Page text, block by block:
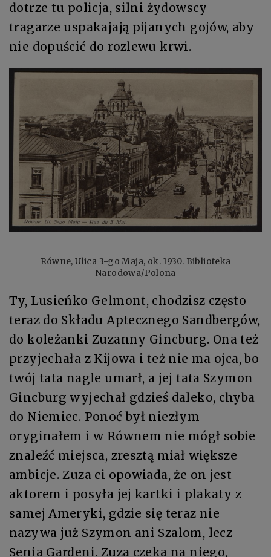
dotrze tu policja, silni żydowscy
tragarze uspakajają pijanych gojów, aby
nie dopuścić do rozlewu krwi.
Równe, Ulica 3-go Maja, ok. 1930. Biblioteka
Narodowa/Polona
Ty, Lusieńko Gelmont, chodzisz często
teraz do Składu Aptecznego Sandbergów,
do koleżanki Zuzanny Gincburg. Ona też
przyjechała z Kijowa i też nie ma ojca, bo
twój tata nagle umarł, a jej tata Szymon
Gincburg wyjechał gdzieś daleko, chyba
do Niemiec. Ponoć był niezłym
oryginałem i w Równem nie mógł sobie
znaleźć miejsca, zresztą miał większe
ambicje. Zuza ci opowiada, że on jest
aktorem i posyła jej kartki i plakaty z
samej Ameryki, gdzie się teraz nie
nazywa już Szymon ani Szalom, lecz
Senia Gardeni. Zuza czeka na niego,